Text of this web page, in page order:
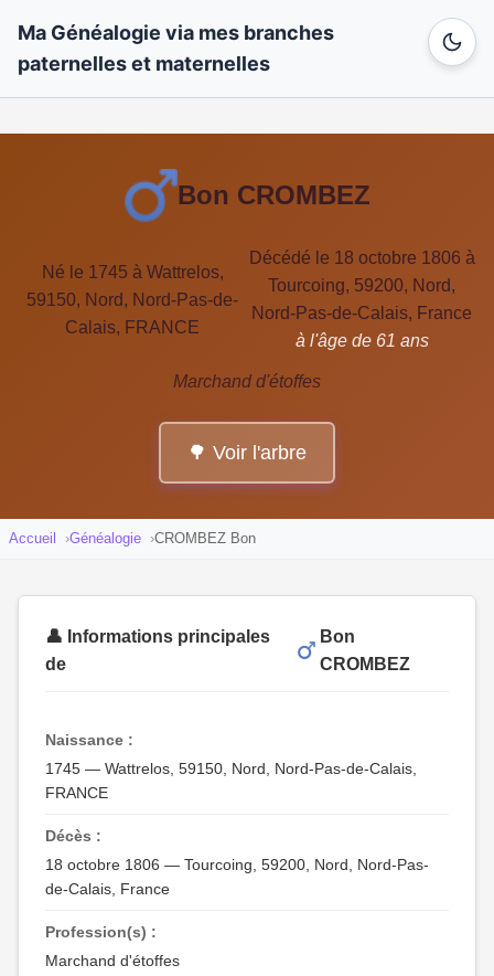
Ma Généalogie via mes branches
paternelles et maternelles
Bon CROMBEZ
Né le 1745 à Wattrelos,
59150, Nord, Nord-Pas-de-
Calais, FRANCE
Décédé le 18 octobre 1806 à
Tourcoing, 59200, Nord,
Nord-Pas-de-Calais, France
à l'âge de 61 ans
Marchand d'étoffes
🌳 Voir l'arbre
Accueil Généalogie CROMBEZ Bon
👤 Informations principales
de
Bon
CROMBEZ
Naissance :
1745 — Wattrelos, 59150, Nord, Nord-Pas-de-Calais,
FRANCE
Décès :
18 octobre 1806 — Tourcoing, 59200, Nord, Nord-Pas-
de-Calais, France
Profession(s) :
Marchand d'étoffes